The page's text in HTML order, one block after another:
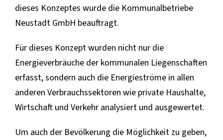
dieses Konzeptes wurde die Kommunalbetriebe
Neustadt GmbH beauftragt.
Für dieses Konzept wurden nicht nur die
Energieverbräuche der kommunalen Liegenschaften
erfasst, sondern auch die Energieströme in allen
anderen Verbrauchssektoren wie private Haushalte,
Wirtschaft und Verkehr analysiert und ausgewertet.
Um auch der Bevölkerung die Möglichkeit zu geben,